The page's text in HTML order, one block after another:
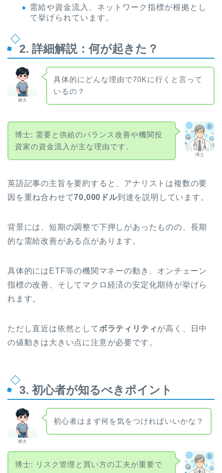
需給や資金流入、ネットワーク指標が根拠とし
て挙げられています。
2. 詳細解説：何が起きた？
健太
具体的にどんな理由で70Kに行くと言って
いるの？
博士
博士: 需要と供給のバランス改善や機関投
資家の資金流入が主な理由です。
英語記事の主旨を要約すると、アナリストは複数の要
因を重ね合わせて70,000ドル到達を説明しています。
背景には、短期の調整で下押しがあったものの、長期
的な需給改善がある点があります。
具体的にはETF等の機関マネーの動き、オンチェーン
指標の改善、そしてマクロ経済の安定化期待が挙げら
れます。
ただし直近は依然として ボラティリティが高く、日中
の値動きは大きい点に注意が必要です。
3. 初心者が知るべきポイント
健太
初心者はまず何を気をつければいいかな？
博士: リスク管理と買い方の工夫が重要で